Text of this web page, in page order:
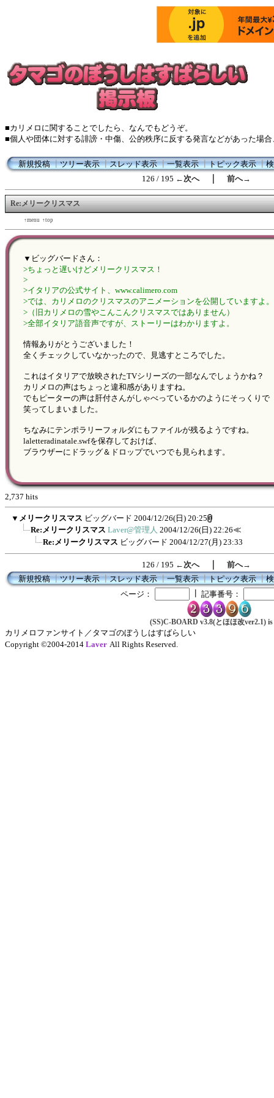
■カリメロに関することでしたら、なんでもどうぞ。
■個人や団体に対する誹謗・中傷、公的秩序に反する発言などがあった場
新規投稿┃ツリー表示┃スレッド表示┃一覧表示┃トピック表示┃
126 / 195 ←次へ｜ 前へ→
Re:メリークリスマス
↑menu ↑top
▼ビッグバードさん：
>ちょっと遅いけどメリークリスマス！
>
>イタリアの公式サイト、www.calimero.com
>では、カリメロのクリスマスのアニメーションを公開していますよ。
>（旧カリメロの雪やこんこんクリスマスではありません）
>全部イタリア語音声ですが、ストーリーはわかりますよ。
情報ありがとうございました！
全くチェックしていなかったので、見逃すところでした。
これはイタリアで放映されたTVシリーズの一部なんでしょうかね？
カリメロの声はちょっと違和感がありますね。
でもピーターの声は肝付さんがしゃべっているかのようにそっくりで
笑ってしまいました。
ちなみにテンポラリーフォルダにもファイルが残るようですね。
laletteradinatale.swfを保存しておけば、
ブラウザーにドラッグ＆ドロップでいつでも見られます。
2,737 hits
▼ メリークリスマス ビッグバード 2004/12/26(日) 20:25
Re:メリークリスマス Laver@管理人 2004/12/26(日) 22:26≪
Re:メリークリスマス ビッグバード 2004/12/27(月) 23:33
126 / 195 ←次へ｜ 前へ→
新規投稿┃ツリー表示┃スレッド表示┃一覧表示┃トピック表示┃
ページ：
記事番号：
(SS)C-BOARD v3.8(とほほ改ver2.1) is
カリメロファンサイト／タマゴのぼうしはすばらしい
Copyright ©2004-2014 Laver All Rights Reserved.